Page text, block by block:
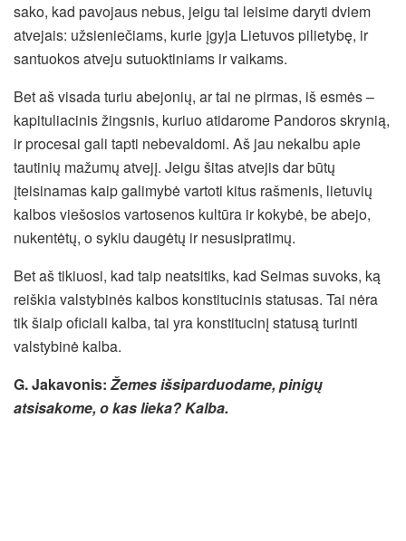
sako, kad pavojaus nebus, jeigu tai leisime daryti dviem
atvejais: užsieniečiams, kurie įgyja Lietuvos pilietybę, ir
santuokos atveju sutuoktiniams ir vaikams.
Bet aš visada turiu abejonių, ar tai ne pirmas, iš esmės –
kapituliacinis žingsnis, kuriuo atidarome Pandoros skrynią,
ir procesai gali tapti nebevaldomi. Aš jau nekalbu apie
tautinių mažumų atvejį. Jeigu šitas atvejis dar būtų
įteisinamas kaip galimybė vartoti kitus rašmenis, lietuvių
kalbos viešosios vartosenos kultūra ir kokybė, be abejo,
nukentėtų, o sykiu daugėtų ir nesusipratimų.
Bet aš tikiuosi, kad taip neatsitiks, kad Seimas suvoks, ką
reiškia valstybinės kalbos konstitucinis statusas. Tai nėra
tik šiaip oficiali kalba, tai yra konstitucinį statusą turinti
valstybinė kalba.
G. Jakavonis: Žemes išsiparduodame, pinigų
atsisakome, o kas lieka? Kalba.